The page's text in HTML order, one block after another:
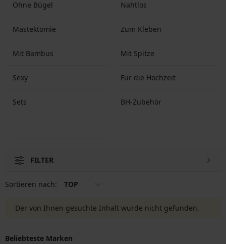
Ohne Bügel Nahtlos
Mastektomie Zum Kleben
Mit Bambus Mit Spitze
Sexy Für die Hochzeit
Sets BH-Zubehör
FILTER
Sortieren nach: TOP
Der von Ihnen gesuchte Inhalt wurde nicht gefunden.
Beliebteste Marken